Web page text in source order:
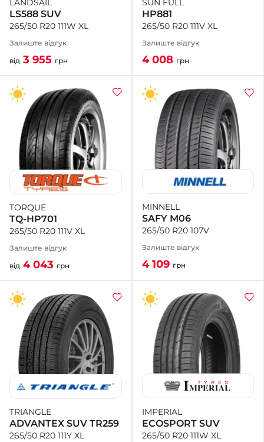
LANDSAIL
LS588 SUV
265/50 R20 111W XL
Залиште відгук
від 3 955 грн
SUN FULL
HP881
265/50 R20 111V XL
Залиште відгук
4 008 грн
TORQUE
TQ-HP701
265/50 R20 111V XL
Залиште відгук
від 4 043 грн
MINNELL
SAFY M06
265/50 R20 107V
Залиште відгук
4 109 грн
TRIANGLE
ADVANTEX SUV TR259
265/50 R20 111Y XL
IMPERIAL
ECOSPORT SUV
265/50 R20 111W XL